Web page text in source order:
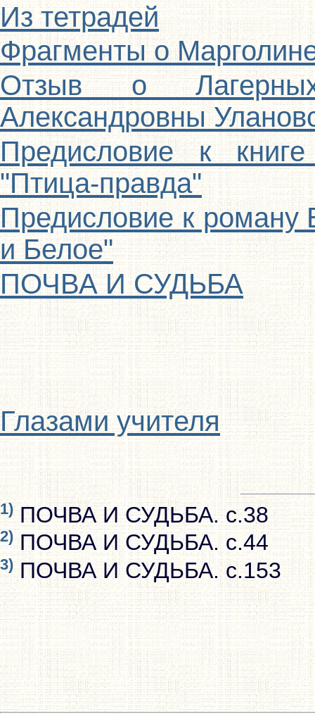
Из тетрадей
Фрагменты о
Отзыв о
Александровны
Предисловие к
"Птица-правда"
Предисловие к роману
и Белое"
ПОЧВА И СУДЬБА
Глазами учителя
1)ПОЧВА И СУДЬБА. с.38
2)ПОЧВА И СУДЬБА. с.44
3)ПОЧВА И СУДЬБА. с.153